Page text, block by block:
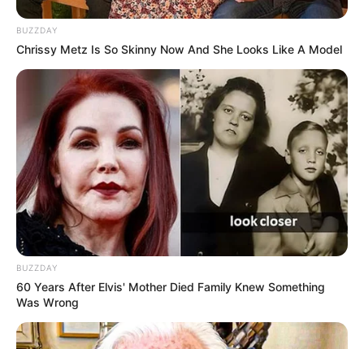
Fail! 10 Potret Makanan Gagal
Dimasak yang Bikin Kamu
Nggak Selera
10 Pose Manekin Anti
Mainstream yang Konyol
Banget
BUZZDAY
Chrissy Metz Is So Skinny Now And She Looks Like A Model
BUZZDAY
60 Years After Elvis' Mother Died Family Knew Something
Was Wrong